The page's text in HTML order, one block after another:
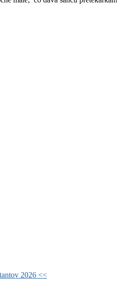
2026 <<